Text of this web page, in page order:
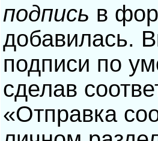
подпись в
добавилась.
подписи по
сделав
«Отправка